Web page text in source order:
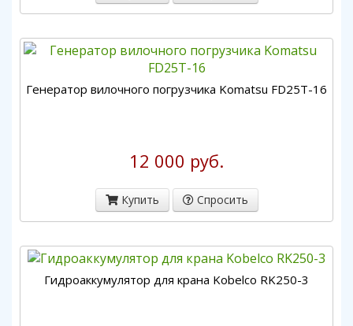
Генератор вилочного погрузчика Komatsu FD25T-16
12 000 руб.
Купить Спросить
Гидроаккумулятор для крана Kobelco RK250-3